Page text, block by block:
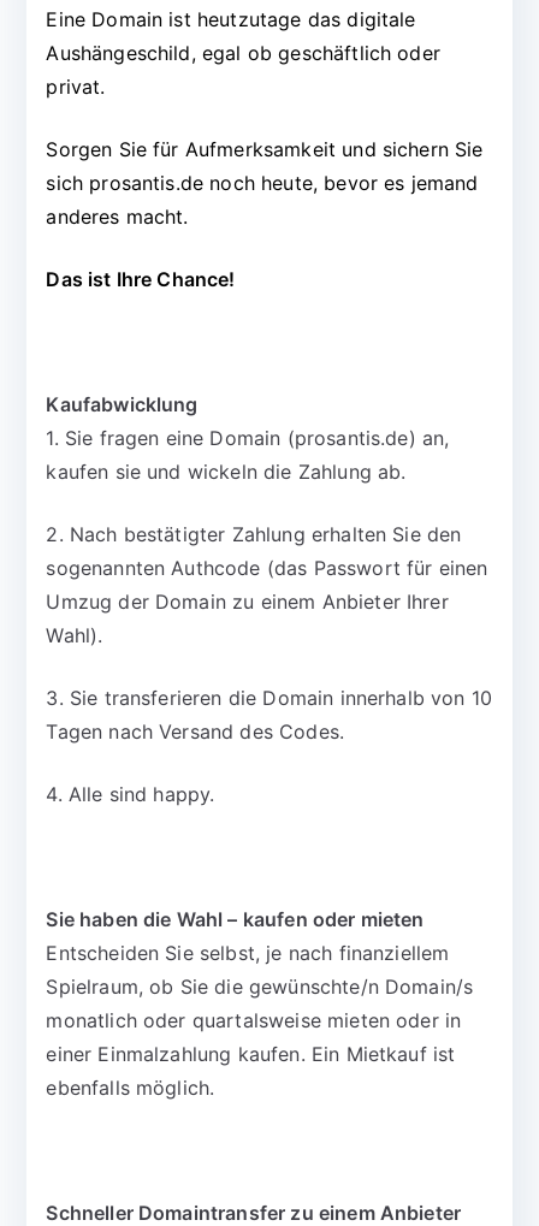
Eine Domain ist heutzutage das digitale
Aushängeschild, egal ob geschäftlich oder
privat.
Sorgen Sie für Aufmerksamkeit und sichern Sie
sich prosantis.de noch heute, bevor es jemand
anderes macht.
Das ist Ihre Chance!
Kaufabwicklung
1. Sie fragen eine Domain (prosantis.de) an,
kaufen sie und wickeln die Zahlung ab.
2. Nach bestätigter Zahlung erhalten Sie den
sogenannten Authcode (das Passwort für einen
Umzug der Domain zu einem Anbieter Ihrer
Wahl).
3. Sie transferieren die Domain innerhalb von 10
Tagen nach Versand des Codes.
4. Alle sind happy.
Sie haben die Wahl – kaufen oder mieten
Entscheiden Sie selbst, je nach finanziellem
Spielraum, ob Sie die gewünschte/n Domain/s
monatlich oder quartalsweise mieten oder in
einer Einmalzahlung kaufen. Ein Mietkauf ist
ebenfalls möglich.
Schneller Domaintransfer zu einem Anbieter